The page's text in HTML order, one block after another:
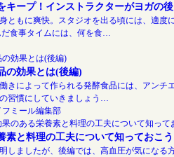
キープ！インストラクターがヨガの
ともに爽快。スタジオを出る頃には、適
食事タイムには、何を食…
の効果とは(後編)
きによって作られる発酵食品には、アン
習慣にしていきましょう…
フミール編集部
素と料理の工夫について知っておこう
しましたが、後編では、高血圧が気にな